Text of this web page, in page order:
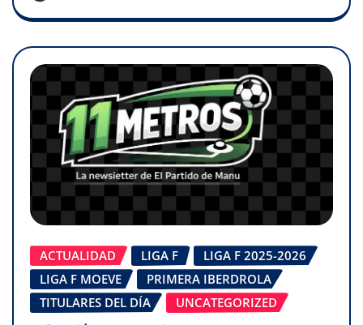
ACTUALIDAD LIGA F
LIGA F 2025-2026
LIGA F MOEVE
PRIMERA IBERDROLA
TITULARES DEL DÍA
UNCATEGORIZED